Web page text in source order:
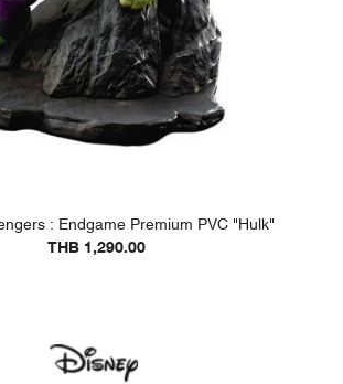
: Endgame Premium PVC "Hulk"
THB 1,290.00